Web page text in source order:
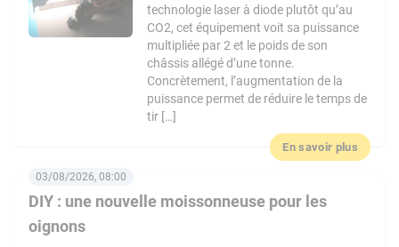
technologie laser à diode plutôt qu’au
CO2, cet équipement voit sa puissance
multipliée par 2 et le poids de son
châssis allégé d’une tonne.
Concrètement, l’augmentation de la
puissance permet de réduire le temps de
tir […]
En savoir plus
DIY : une nouvelle moissonneuse pour les
oignons
03/08/2026, 08:00